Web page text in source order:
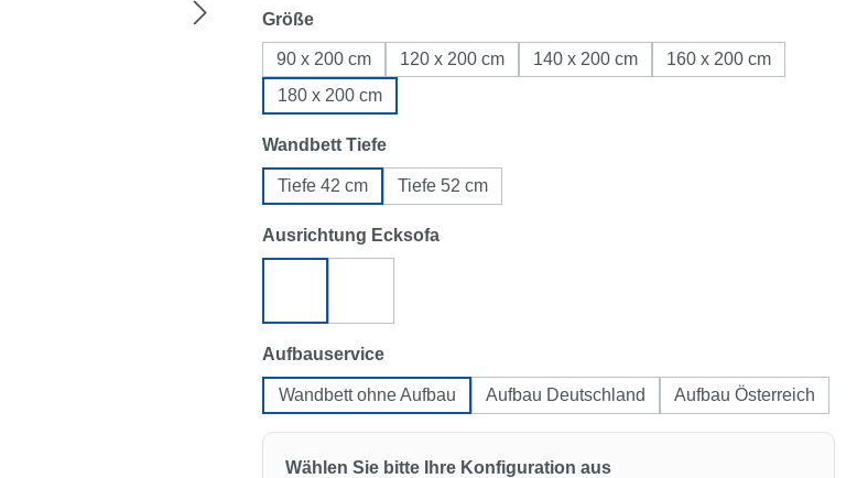
Größeauswählen
90 x 200 cm 120 x 200 cm 140 x 200 cm
160 x 200 cm
180 x 200 cm
Wandbett Tiefeauswählen
Tiefe 42 cm Tiefe 52 cm
Ausrichtung Ecksofa
Aufbauserviceauswählen
Wandbett ohne Aufbau Aufbau Deutschland Aufbau Österreich
Wählen Sie bitte Ihre Konfiguration aus